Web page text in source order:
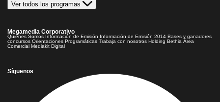
Ver todos los programas
Megamedia Corporativo
Quienes Somos Información de Emisión Información de Emisión 2014 Bases y ganadores
concursos Orientaciones Programáticas Trabaja con nosotros Holding Bethia Área
Comercial Mediakit Digital
Síguenos